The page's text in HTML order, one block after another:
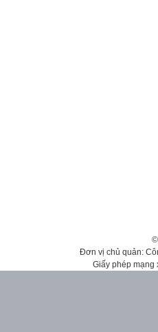
Đơn vị chủ quản:
Giấy phép mạng